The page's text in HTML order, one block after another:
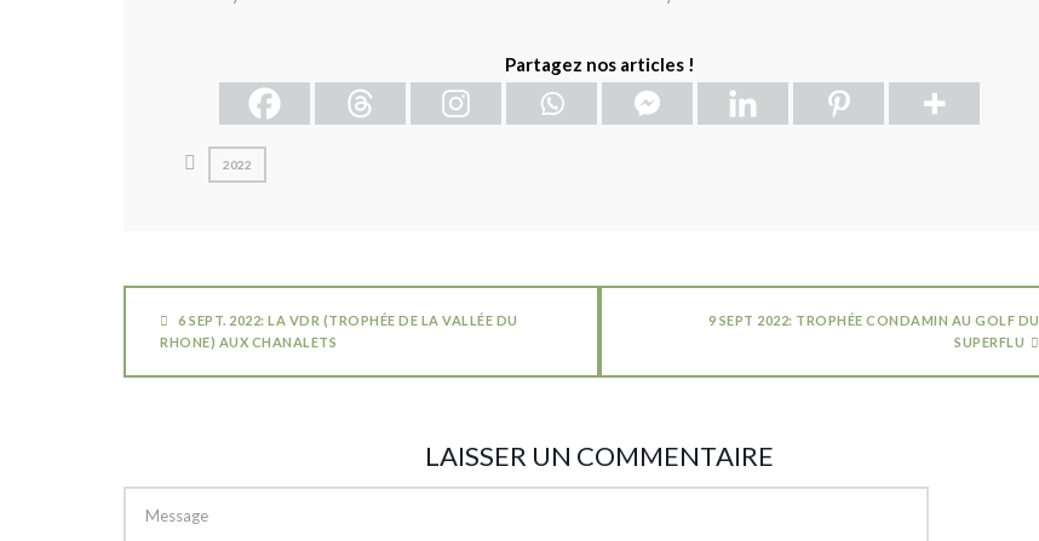
Partagez nos articles !
2022
6 SEPT. 2022: LA VDR (TROPHÉE DE LA VALLÉE DU
RHONE) AUX CHANALETS
9 SEPT 2022: TROPHÉE CONDAMIN AU GOLF DU
SUPERFLU
LAISSER UN COMMENTAIRE